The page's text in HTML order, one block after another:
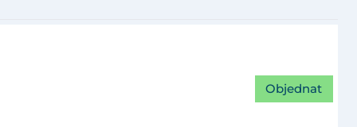
Objednat